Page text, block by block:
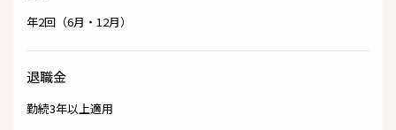
年2回（6月・12月）
退職金
勤続3年以上適用